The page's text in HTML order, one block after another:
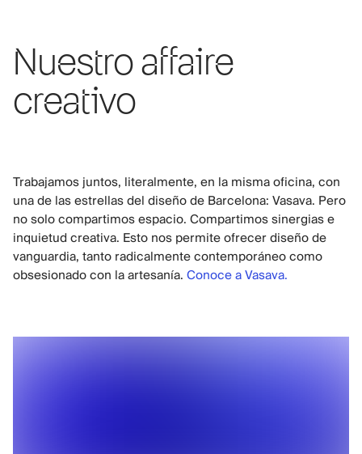
Nuestro affaire
creativo
Trabajamos juntos, literalmente, en la misma oficina, con
una de las estrellas del diseño de Barcelona: Vasava. Pero
no solo compartimos espacio. Compartimos sinergias e
inquietud creativa. Esto nos permite ofrecer diseño de
vanguardia, tanto radicalmente contemporáneo como
obsesionado con la artesanía.Conoce a Vasava.